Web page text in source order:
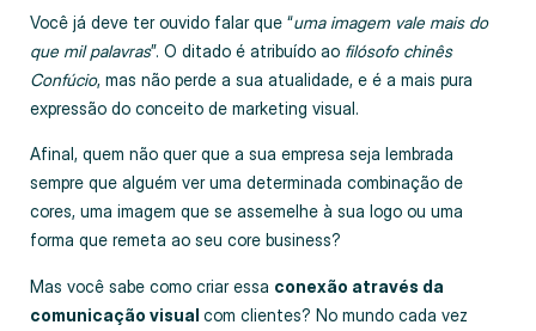
Você já deve ter ouvido falar que “uma imagem vale mais do
que mil palavras”. O ditado é atribuído ao filósofo chinês
Confúcio, mas não perde a sua atualidade, e é a mais pura
expressão do conceito de marketing visual.
Afinal, quem não quer que a sua empresa seja lembrada
sempre que alguém ver uma determinada combinação de
cores, uma imagem que se assemelhe à sua logo ou uma
forma que remeta ao seu core business?
Mas você sabe como criar essa conexão através da
comunicação visual com clientes? No mundo cada vez